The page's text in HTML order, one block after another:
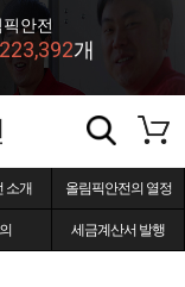
안전
223,392개
소개 올림픽안전의 열정
세금계산서 발행